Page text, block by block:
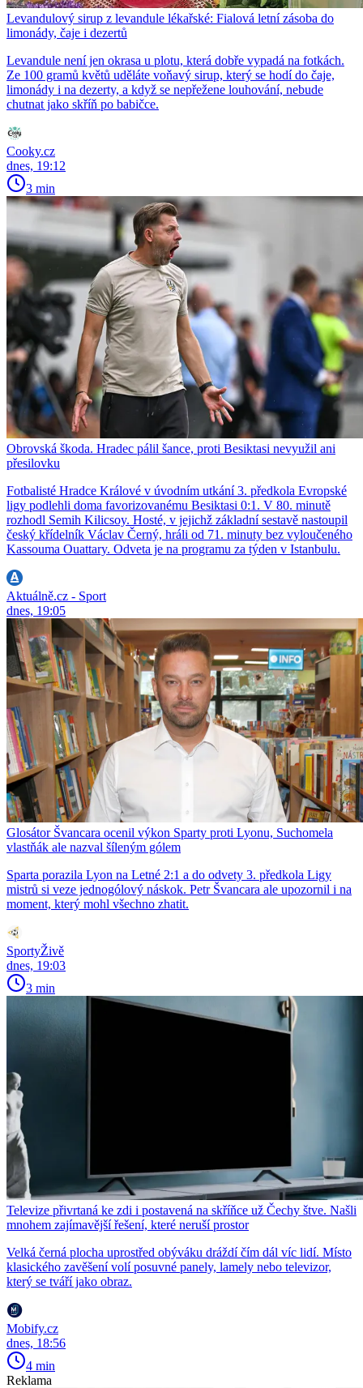
Levandulový sirup z levandule lékařské: Fialová letní zásoba do
limonády, čaje i dezertů
Levandule není jen okrasa u plotu, která dobře vypadá na fotkách.
Ze 100 gramů květů uděláte voňavý sirup, který se hodí do čaje,
limonády i na dezerty, a když se nepřežene louhování, nebude
chutnat jako skříň po babičce.
Cooky.cz
dnes, 19:12
3 min
Obrovská škoda. Hradec pálil šance, proti Besiktasi nevyužil ani
přesilovku
Fotbalisté Hradce Králové v úvodním utkání 3. předkola Evropské
ligy podlehli doma favorizovanému Besiktasi 0:1. V 80. minutě
rozhodl Semih Kilicsoy. Hosté, v jejichž základní sestavě nastoupil
český křídelník Václav Černý, hráli od 71. minuty bez vyloučeného
Kassouma Ouattary. Odveta je na programu za týden v Istanbulu.
Aktuálně.cz - Sport
dnes, 19:05
Glosátor Švancara ocenil výkon Sparty proti Lyonu, Suchomela
vlastňák ale nazval šíleným gólem
Sparta porazila Lyon na Letné 2:1 a do odvety 3. předkola Ligy
mistrů si veze jednogólový náskok. Petr Švancara ale upozornil i na
moment, který mohl všechno zhatit.
SportyŽivě
dnes, 19:03
3 min
Televize přivrtaná ke zdi i postavená na skříňce už Čechy štve. Našli
mnohem zajímavější řešení, které neruší prostor
Velká černá plocha uprostřed obýváku dráždí čím dál víc lidí. Místo
klasického zavěšení volí posuvné panely, lamely nebo televizor,
který se tváří jako obraz.
Mobify.cz
dnes, 18:56
4 min
Reklama